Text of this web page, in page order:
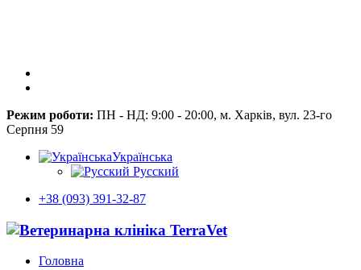
Режим роботи: ПН - НД: 9:00 - 20:00, м. Харків, вул. 23-го
Серпня 59
Українська
Русский
+38 (093) 391-32-87
Головна